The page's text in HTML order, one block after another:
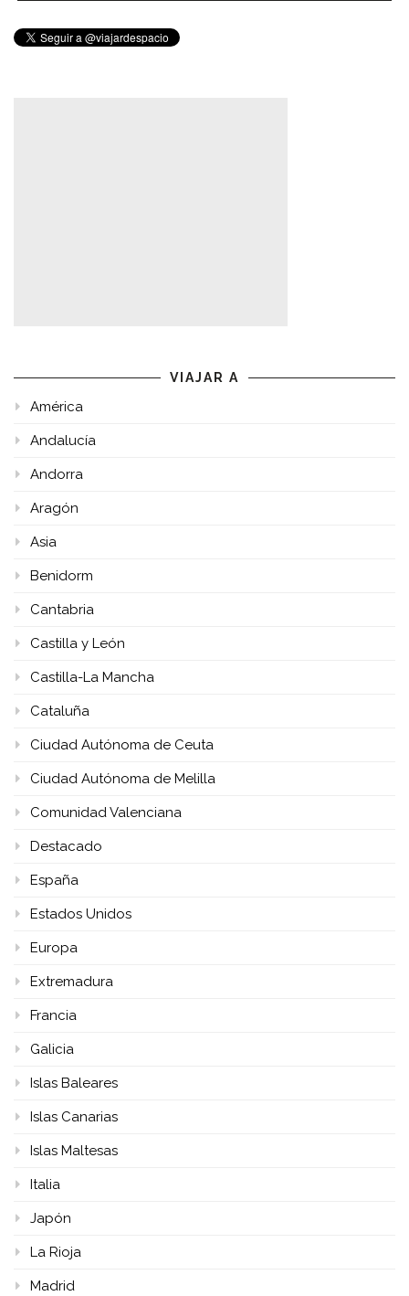
VIAJAR A
América
Andalucía
Andorra
Aragón
Asia
Benidorm
Cantabria
Castilla y León
Castilla-La Mancha
Cataluña
Ciudad Autónoma de Ceuta
Ciudad Autónoma de Melilla
Comunidad Valenciana
Destacado
España
Estados Unidos
Europa
Extremadura
Francia
Galicia
Islas Baleares
Islas Canarias
Islas Maltesas
Italia
Japón
La Rioja
Madrid